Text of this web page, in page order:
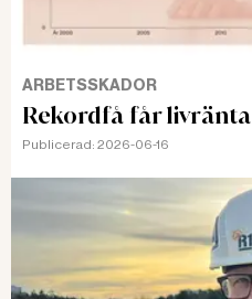
ARBETSSKADOR
Rekordfå får livränta
Publicerad: 2026-06-16